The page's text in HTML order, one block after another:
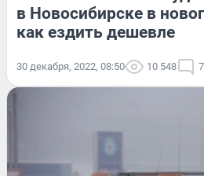
в Новосибирске в
как ездить дешевле
30 декабря, 2022, 08:50 10 548 7